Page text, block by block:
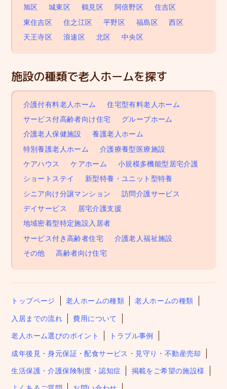
旭区
城東区 鶴見区 阿倍野区
住吉区
東住吉区
住之江区 平野区 福島区
西区
天王寺区
浪速区 北区 中央区
施設の種類で老人ホームを探す
介護付有料老人ホーム
住宅型有料老人ホーム
サービス付高齢者向け住宅
グループホーム
介護老人保健施設
養護老人ホーム
特別養護老人ホーム
介護療養型医療施設
ケアハウス
ケアホーム
小規模多機能型居宅介護
ショートステイ
新型特養・ユニット型特養
シニア向け分譲マンション
訪問介護サービス
デイサービス
居宅介護支援
地域密着型特定施設入居者
サービス付き高齢者住宅
介護老人福祉施設
その他
高齢者向け住宅
トップページ 老人ホームの種類 老人ホームの種類
入居までの流れ 費用について
老人ホーム選びのポイント トラブル事例
成年後見・身元保証・配食サービス・見守り・不動産売却
生活保護・介護保険制度・認知症 掲載をご希望の施設様